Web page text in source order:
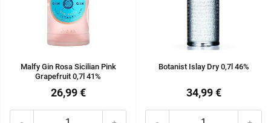
Malfy Gin Rosa Sicilian Pink
Grapefruit 0,7l 41%
26,99 €
Botanist Islay Dry 0,7l 46%
34,99 €